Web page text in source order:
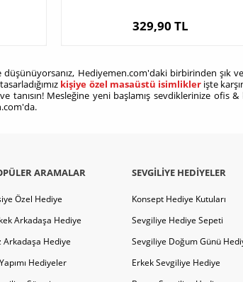
329,90 TL
düşünüyorsanız, Hediyemen.com'daki birbirinden
kişiye özel masaüstü isimliklerişte
tanısın! Mesleğine yeni başlamış sevdiklerinize
ARAMALAR
Özel Hediye
Arkadaşa Hediye
Arkadaşa Hediye
Hediyeler
SEVGILIYE HEDIYELER
Konsept Hediye Kutuları
Sevgiliye Hediye Sepeti
Sevgiliye Doğum Günü
Erkek Sevgiliye Hediye